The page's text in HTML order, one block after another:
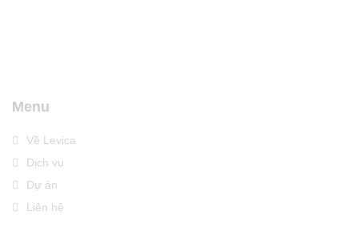
Menu
Về Levica
Dịch vụ
Dự án
Liên hệ